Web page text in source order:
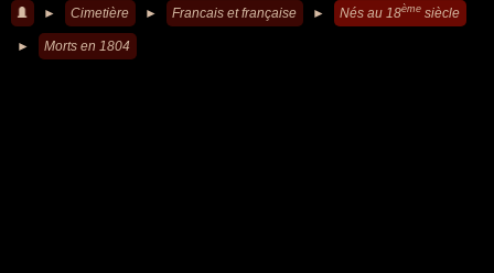
► Cimetière ► Francais et française ► Nés au 18ème siècle
► Morts en 1804